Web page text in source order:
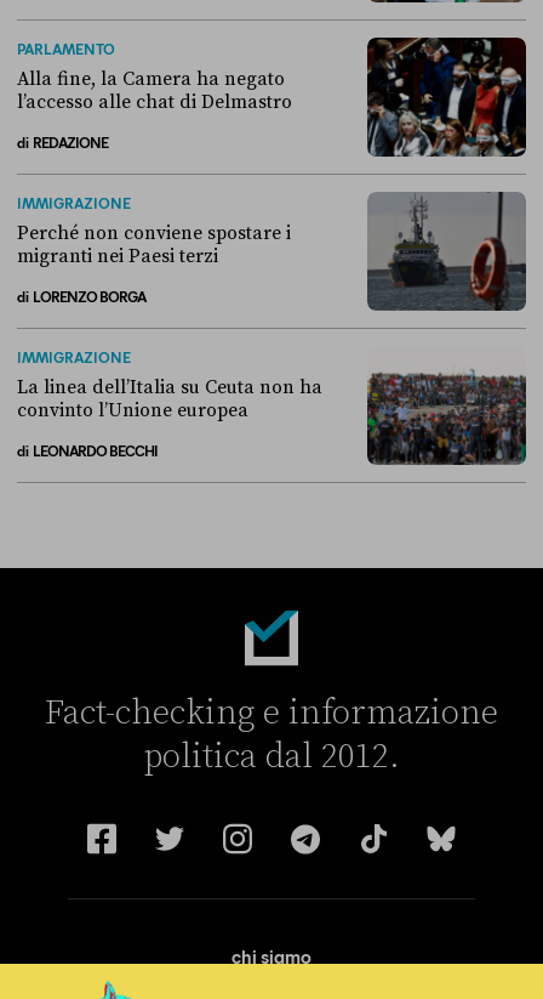
PARLAMENTO
Alla fine, la Camera ha negato
l’accesso alle chat di Delmastro
di REDAZIONE
IMMIGRAZIONE
Perché non conviene spostare i
migranti nei Paesi terzi
di LORENZO BORGA
IMMIGRAZIONE
La linea dell’Italia su Ceuta non ha
convinto l’Unione europea
di LEONARDO BECCHI
Fact-checking e informazione
politica dal 2012.
chi siamo